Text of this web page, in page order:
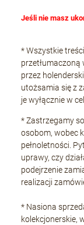
Jeśli nie masz
* Wszystkie
przez
utożsamia się z
je wyłącznie w
* Zastrzegamy
osobom, wobec
pełnoletności.
uprawy, czy
podejrzenie
realizacji
* Nasiona
kolekcjonerskie,